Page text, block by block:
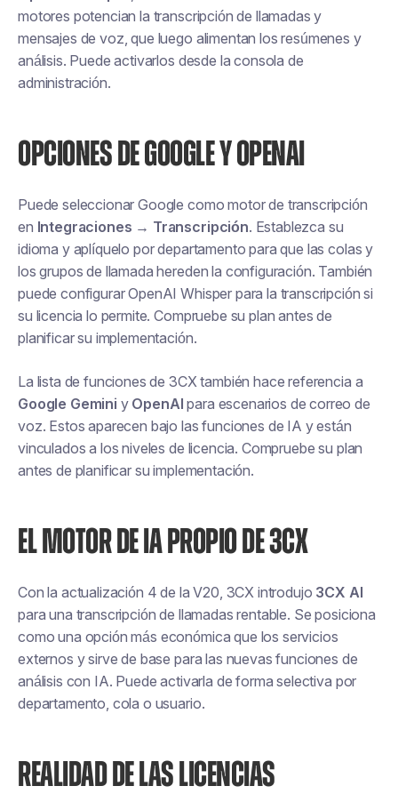
motores potencian la transcripción de llamadas y
mensajes de voz, que luego alimentan los resúmenes y
análisis. Puede activarlos desde la consola de
administración.
OPCIONES DE GOOGLE Y OPENAI
Puede seleccionar Google como motor de transcripción
en Integraciones → Transcripción. Establezca su
idioma y aplíquelo por departamento para que las colas y
los grupos de llamada hereden la configuración. También
puede configurar OpenAI Whisper para la transcripción si
su licencia lo permite. Compruebe su plan antes de
planificar su implementación.
La lista de funciones de 3CX también hace referencia a
Google Gemini y OpenAI para escenarios de correo de
voz. Estos aparecen bajo las funciones de IA y están
vinculados a los niveles de licencia. Compruebe su plan
antes de planificar su implementación.
EL MOTOR DE IA PROPIO DE 3CX
Con la actualización 4 de la V20, 3CX introdujo 3CX AI
para una transcripción de llamadas rentable. Se posiciona
como una opción más económica que los servicios
externos y sirve de base para las nuevas funciones de
análisis con IA. Puede activarla de forma selectiva por
departamento, cola o usuario.
REALIDAD DE LAS LICENCIAS